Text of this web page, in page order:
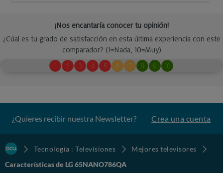
¿Quieres recibir nuestra Newsletter? Crea una cuenta
Tecnología : Televisiones
Mejores televisores
Características de LG 65NANO786QA